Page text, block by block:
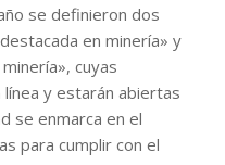
se definieron dos
en minería» y
cuyas
y estarán abiertas
se enmarca en el
para cumplir con el